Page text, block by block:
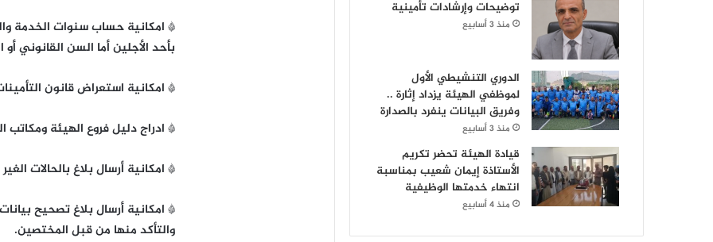
* امكانية حساب سنوات الخدمة
بأحد الأجلين أما السن القانوني
* امكانية استعراض قانون
* ادراج دليل فروع الهيئة ومكاتب
* امكانية أرسال بلاغ بالحالات
* امكانية أرسال بلاغ تصحيح
والتأكد منها من قبل المختصين.
توضيحات وإرشادات تأمينية
منذ 3 أسابيع
الدوري التنشيطي الأول
لموظفي الهيئة يزداد إثارة ..
وفريق البيانات ينفرد بالصدارة
منذ 3 أسابيع
قيادة الهيئة تحضر تكريم
الأستاذة إيمان شعيب بمناسبة
انتهاء خدمتها الوظيفية
منذ 4 أسابيع